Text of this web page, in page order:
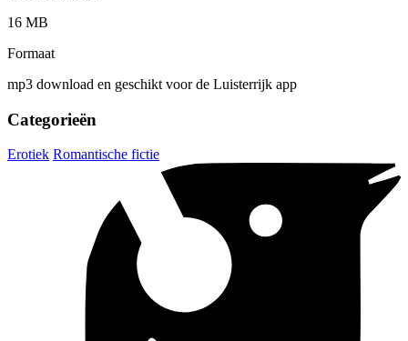
16 MB
Formaat
mp3 download en geschikt voor de Luisterrijk app
Categorieën
Erotiek Romantische fictie